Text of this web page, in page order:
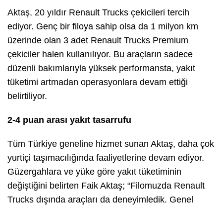
Aktaş, 20 yıldır Renault Trucks çekicileri tercih
ediyor. Genç bir filoya sahip olsa da 1 milyon km
üzerinde olan 3 adet Renault Trucks Premium
çekiciler halen kullanılıyor. Bu araçların sadece
düzenli bakımlarıyla yüksek performansta, yakıt
tüketimi artmadan operasyonlara devam ettiği
belirtiliyor.
2-4 puan arası yakıt tasarrufu
Tüm Türkiye geneline hizmet sunan Aktaş, daha çok
yurtiçi taşımacılığında faaliyetlerine devam ediyor.
Güzergahlara ve yüke göre yakıt tüketiminin
değiştiğini belirten Faik Aktaş; “Filomuzda Renault
Trucks dışında araçları da deneyimledik. Genel